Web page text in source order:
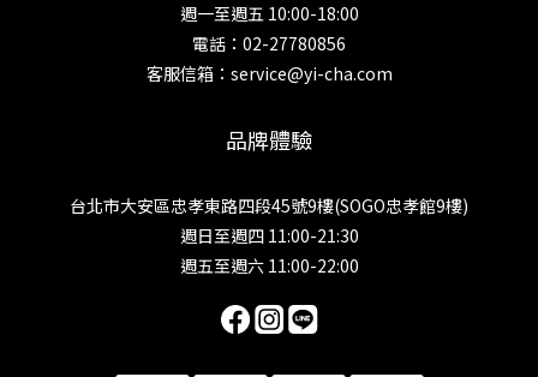
週一至週五 10:00-18:00
電話：02-27780856
客服信箱：service@yi-cha.com
品牌體驗
台北市大安區忠孝東路四段45號9樓(SOGO忠孝館9樓)
週日至週四 11:00-21:30
週五至週六 11:00-22:00